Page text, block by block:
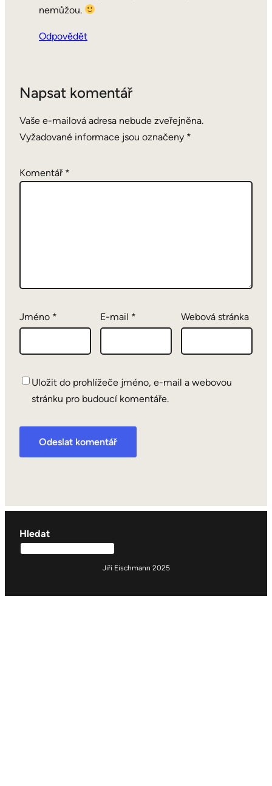
nemůžou.
Odpovědět
Napsat komentář
Vaše e-mailová adresa nebude zveřejněna.
Vyžadované informace jsou označeny *
Komentář *
Jméno * E-mail * Webová stránka
Uložit do prohlížeče jméno, e-mail a webovou
stránku pro budoucí komentáře.
Hledat
Jiří Eischmann 2025